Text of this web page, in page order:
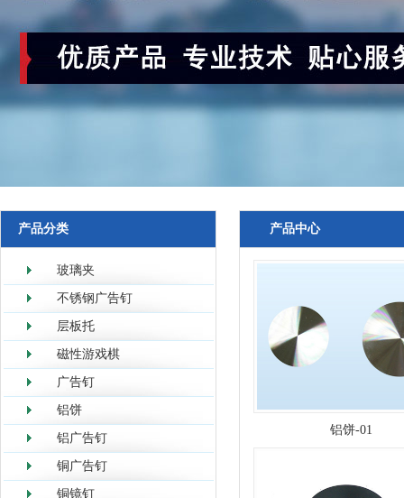
产品分类
玻璃夹
不锈钢广告钉
层板托
磁性游戏棋
广告钉
铝饼
铝广告钉
铜广告钉
铜镜钉
产品中心
铝饼-01